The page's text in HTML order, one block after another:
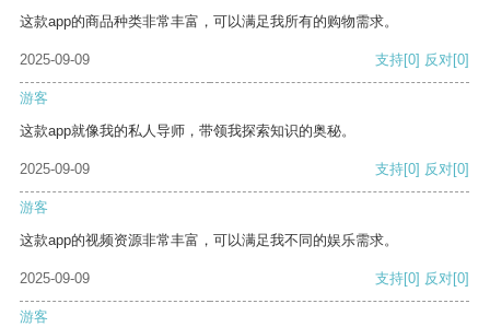
这款app的商品种类非常丰富，可以满足我所有的购物需求。
2025-09-09 支持[0] 反对[0]
游客
这款app就像我的私人导师，带领我探索知识的奥秘。
2025-09-09 支持[0] 反对[0]
游客
这款app的视频资源非常丰富，可以满足我不同的娱乐需求。
2025-09-09 支持[0] 反对[0]
游客